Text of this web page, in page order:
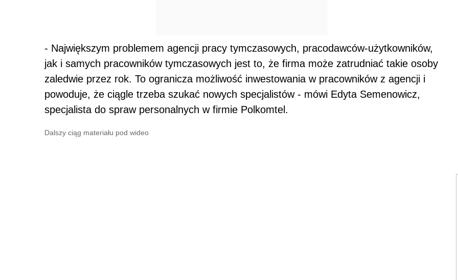
- Największym problemem agencji pracy tymczasowych, pracodawców-użytkowników,
jak i samych pracowników tymczasowych jest to, że firma może zatrudniać takie osoby
zaledwie przez rok. To ogranicza możliwość inwestowania w pracowników z agencji i
powoduje, że ciągle trzeba szukać nowych specjalistów - mówi Edyta Semenowicz,
specjalista do spraw personalnych w firmie Polkomtel.
Dalszy ciąg materiału pod wideo